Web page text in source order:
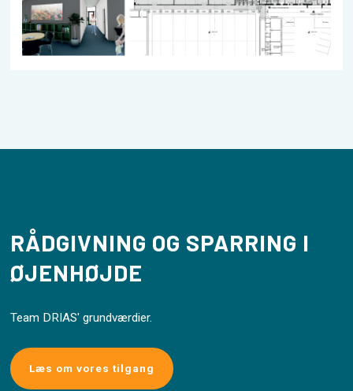
RÅDGIVNING OG SPARRING I
ØJENHØJDE
Team DRIAS' grundværdier.
Læs om vores tilgang